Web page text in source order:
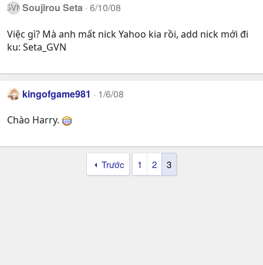
Soujirou Seta 6/10/08
Việc gì? Mà anh mất nick Yahoo kia rồi, add nick mới đi
ku: Seta_GVN
kingofgame981 1/6/08
Chào Harry.
Trước 1 2 3